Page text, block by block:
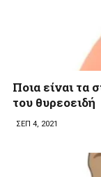
Ποια είναι τα
του θυρεοειδή
ΣΕΠ 4, 2021